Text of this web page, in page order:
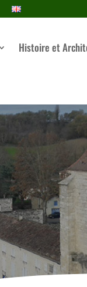
Histoire et